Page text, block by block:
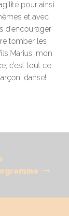
pour ainsi
et avec
d’encourager
tomber les
Marius, mon
c’est tout ce
danse!